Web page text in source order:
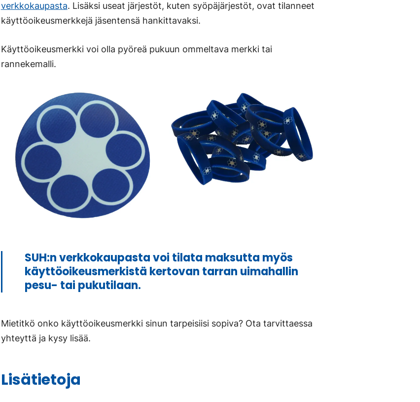
verkkokaupasta. Lisäksi useat järjestöt, kuten syöpäjärjestöt, ovat tilanneet
käyttöoikeusmerkkejä jäsentensä hankittavaksi.
Käyttöoikeusmerkki voi olla pyöreä pukuun ommeltava merkki tai
rannekemalli.
SUH:n verkkokaupasta voi tilata maksutta myös
käyttöoikeusmerkistä kertovan tarran uimahallin
pesu- tai pukutilaan.
Mietitkö onko käyttöoikeusmerkki sinun tarpeisiisi sopiva? Ota tarvittaessa
yhteyttä ja kysy lisää.
Lisätietoja